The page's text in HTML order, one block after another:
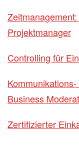
Projektmanager
Controlling für
Business
Zertifizierter